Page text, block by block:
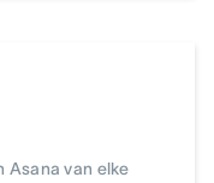
Asana van elke